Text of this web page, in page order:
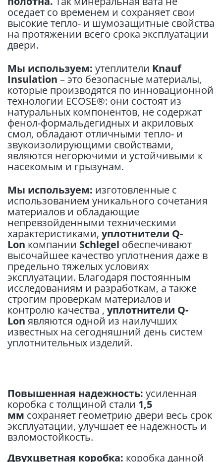
оседает со временем и сохраняет свои
высокие тепло- и шумозащитные свойства
на протяжении всего срока эксплуатации
двери.
Мы используем: утеплители Knauf
Insulation – это безопасные материалы,
которые производятся по инновационной
технологии ECOSE®: они состоят из
натуральных компонентов, не содержат
фенол-формальдегидных и акриловых
смол, обладают отличными тепло- и
звукоизолирующими свойствами,
являются негорючими и устойчивыми к
насекомым и грызунам.
Мы используем: изготовленные с
использованием уникального сочетания
материалов и обладающие
непревзойденными техническими
характеристиками, уплотнители Q-
Lon компании Schlegel обеспечивают
высочайшее качество уплотнения даже в
предельно тяжелых условиях
эксплуатации. Благодаря постоянным
исследованиям и разработкам, а также
строгим проверкам материалов и
контролю качества , уплотнители Q-
Lon являются одной из наилучших
известных на сегодняшний день систем
уплотнительных изделий.
Повышенная надежность: усиленная
коробка с толщиной стали 1,5
мм сохраняет геометрию двери весь срок
эксплуатации, улучшает ее надежность и
взломостойкость.
Двухцветная коробка: коробка данной